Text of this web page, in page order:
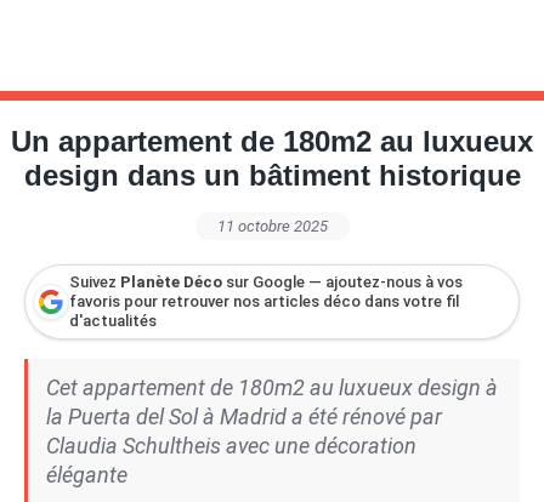
Un appartement de 180m2 au luxueux
design dans un bâtiment historique
11 octobre 2025
Suivez Planète Déco sur Google — ajoutez-nous à vos
favoris pour retrouver nos articles déco dans votre fil
d'actualités
Cet appartement de 180m2 au luxueux design à
la Puerta del Sol à Madrid a été rénové par
Claudia Schultheis avec une décoration
élégante